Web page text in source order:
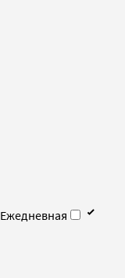
Ежедневная